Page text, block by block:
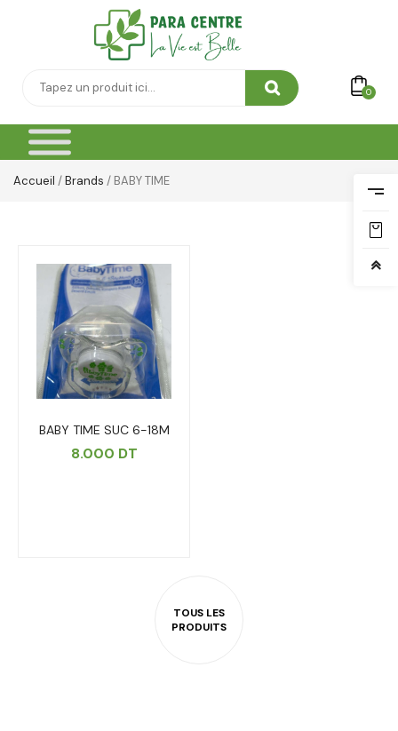
0
Accueil /Brands / BABY TIME
BABY TIME SUC 6-18M
8.000 DT